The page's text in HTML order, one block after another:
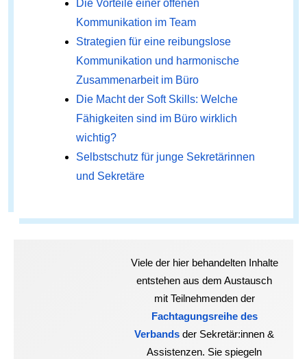
Die Vorteile einer offenen
Kommunikation im Team
Strategien für eine reibungslose
Kommunikation und harmonische
Zusammenarbeit im Büro
Die Macht der Soft Skills: Welche
Fähigkeiten sind im Büro wirklich
wichtig?
Selbstschutz für junge Sekretärinnen
und Sekretäre
Viele der hier behandelten Inhalte
entstehen aus dem Austausch
mit Teilnehmenden der
Fachtagungsreihe des
Verbands der Sekretär:innen &
Assistenzen. Sie spiegeln